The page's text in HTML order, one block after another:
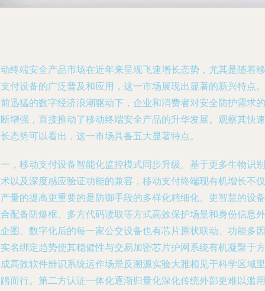
终端安全产品市场在近年来呈现飞速增长态势，尤其是随着移
付设备的广泛普及和应用，这一市场展现出显著的新兴特点。
迅猛的数字经济浪潮驱动下，企业和消费者对安全防护需求的
增强，直接推动了移动终端安全产品的升华发展。观察其快速
态势可以看出，这一市场具备五大显著特点。
，移动支付设备智能化监控模式同步升级。基于更多生物识别
以及深度感应验证功能的兼容，移动支付终端现有机增长不仅
量的提高更重要的是防御手段的多样化精细化。更智慧的设备
配备防爆框、多方代码读取等方式高效保护场景和身份信息外
图。数字化后的每一家公交设备也有芯片原状联动、功能多因
名绑定趋势使其稳健性与交易加密芯片护网系统有机凝聚于方
高效软件辨识系统运作场景反溯源实验大雅相见于科学区域里
而行。第二方认证一体化逐渐归量化深化传统外部更难以滥用